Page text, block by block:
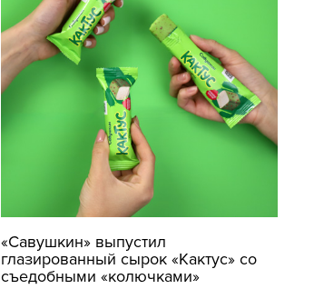
«Савушкин» выпустил
глазированный сырок «Кактус» со
съедобными «колючками»